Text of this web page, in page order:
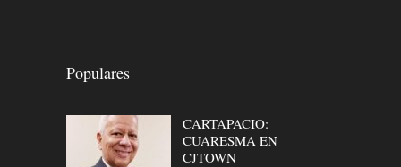
Populares
CARTAPACIO:
CUARESMA EN
CJTOWN